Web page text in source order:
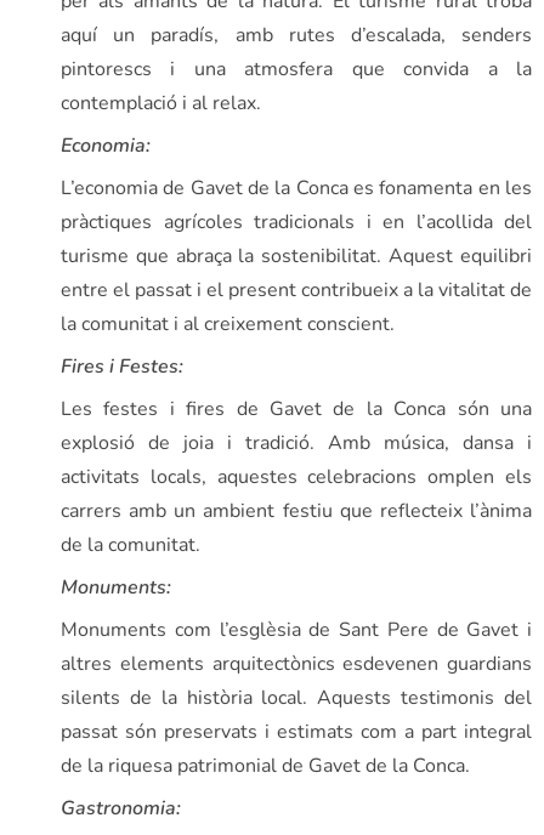
aquí un paradís, amb rutes d’escalada, senders
pintorescs i una atmosfera que convida a la
contemplació i al relax.
Economia:
L’economia de Gavet de la Conca es fonamenta en les
pràctiques agrícoles tradicionals i en l’acollida del
turisme que abraça la sostenibilitat. Aquest equilibri
entre el passat i el present contribueix a la vitalitat de
la comunitat i al creixement conscient.
Fires i Festes:
Les festes i fires de Gavet de la Conca són una
explosió de joia i tradició. Amb música, dansa i
activitats locals, aquestes celebracions omplen els
carrers amb un ambient festiu que reflecteix l’ànima
de la comunitat.
Monuments:
Monuments com l’esglèsia de Sant Pere de Gavet i
altres elements arquitectònics esdevenen guardians
silents de la història local. Aquests testimonis del
passat són preservats i estimats com a part integral
de la riquesa patrimonial de Gavet de la Conca.
Gastronomia: